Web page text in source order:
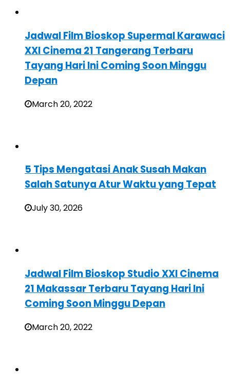
Jadwal Film Bioskop Supermal Karawaci
XXI Cinema 21 Tangerang Terbaru
Tayang Hari Ini Coming Soon Minggu
Depan
March 20, 2022
5 Tips Mengatasi Anak Susah Makan
Salah Satunya Atur Waktu yang Tepat
July 30, 2026
Jadwal Film Bioskop Studio XXI Cinema
21 Makassar Terbaru Tayang Hari Ini
Coming Soon Minggu Depan
March 20, 2022